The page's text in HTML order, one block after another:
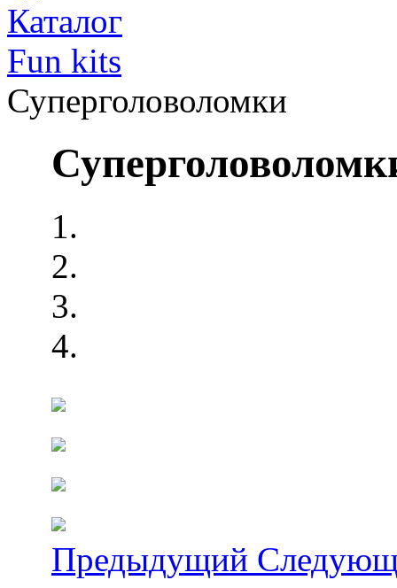
Каталог
Fun kits
Суперголоволомки
Предыдущий